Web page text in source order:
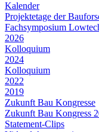
Kalender
Projektetage der
Fachsymposium
2026
Kolloquium
2024
Kolloquium
2022
2019
Zukunft Bau Kongresse
Zukunft Bau Kongress
Statement-Clips